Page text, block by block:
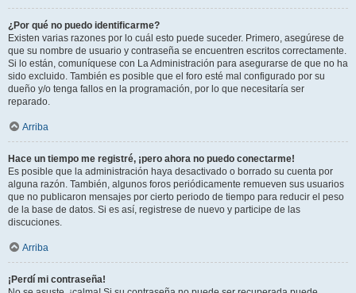
¿Por qué no puedo identificarme?
Existen varias razones por lo cuál esto puede suceder. Primero, asegúrese de
que su nombre de usuario y contraseña se encuentren escritos correctamente.
Si lo están, comuníquese con La Administración para asegurarse de que no ha
sido excluido. También es posible que el foro esté mal configurado por su
dueño y/o tenga fallos en la programación, por lo que necesitaría ser
reparado.
Arriba
Hace un tiempo me registré, ¡pero ahora no puedo conectarme!
Es posible que la administración haya desactivado o borrado su cuenta por
alguna razón. También, algunos foros periódicamente remueven sus usuarios
que no publicaron mensajes por cierto periodo de tiempo para reducir el peso
de la base de datos. Si es así, registrese de nuevo y participe de las
discuciones.
Arriba
¡Perdí mi contraseña!